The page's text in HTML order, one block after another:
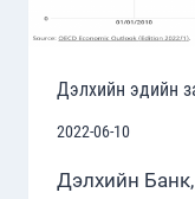
Дэлхийн эдийн
2022-06-10
Дэлхийн